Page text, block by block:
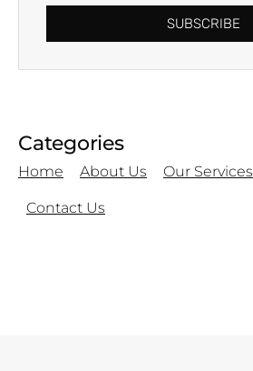
SUBSCRIBE
Categories
Home About Us Our Services
Contact Us